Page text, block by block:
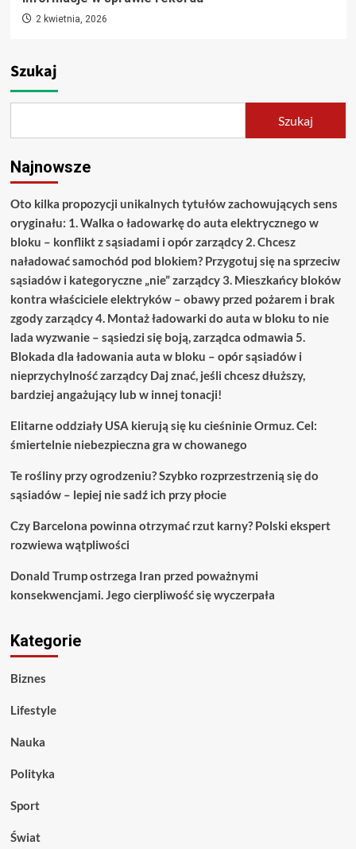
2 kwietnia, 2026
Szukaj
Szukaj
Najnowsze
Oto kilka propozycji unikalnych tytułów zachowujących sens
oryginału: 1. Walka o ładowarkę do auta elektrycznego w
bloku – konflikt z sąsiadami i opór zarządcy 2. Chcesz
naładować samochód pod blokiem? Przygotuj się na sprzeciw
sąsiadów i kategoryczne „nie” zarządcy 3. Mieszkańcy bloków
kontra właściciele elektryków – obawy przed pożarem i brak
zgody zarządcy 4. Montaż ładowarki do auta w bloku to nie
lada wyzwanie – sąsiedzi się boją, zarządca odmawia 5.
Blokada dla ładowania auta w bloku – opór sąsiadów i
nieprzychylność zarządcy Daj znać, jeśli chcesz dłuższy,
bardziej angażujący lub w innej tonacji!
Elitarne oddziały USA kierują się ku cieśninie Ormuz. Cel:
śmiertelnie niebezpieczna gra w chowanego
Te rośliny przy ogrodzeniu? Szybko rozprzestrzenią się do
sąsiadów – lepiej nie sadź ich przy płocie
Czy Barcelona powinna otrzymać rzut karny? Polski ekspert
rozwiewa wątpliwości
Donald Trump ostrzega Iran przed poważnymi
konsekwencjami. Jego cierpliwość się wyczerpała
Kategorie
Biznes
Lifestyle
Nauka
Polityka
Sport
Świat